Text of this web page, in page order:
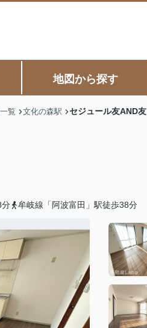
地図から探す
覧 文化の森駅 セジュール友AND友
分 牟岐線「阿波富田」駅徒歩38分